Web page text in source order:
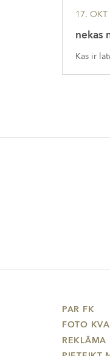
17. OKT
nekas
Kas ir
PAR FK
FOTO
REKLĀMA